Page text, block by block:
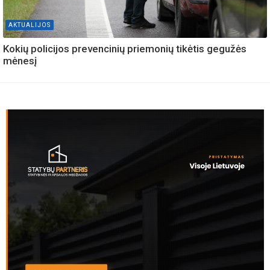
AKTUALIJOS
Kokių policijos prevencinių priemonių tikėtis gegužės
mėnesį